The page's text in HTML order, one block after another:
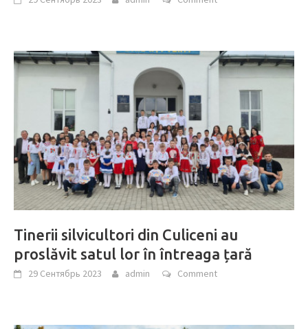
Tinerii silvicultori din Culiceni au
proslăvit satul lor în întreaga țară
29 Сентябрь 2023 admin Comment